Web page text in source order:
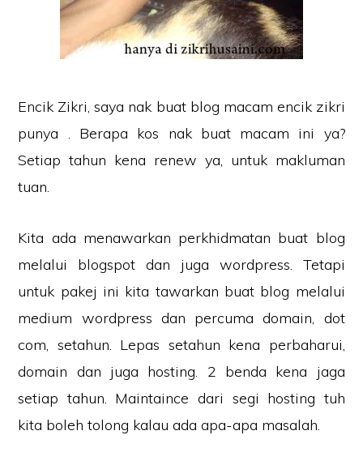
Encik Zikri, saya nak buat blog macam encik zikri
punya . Berapa kos nak buat macam ini ya?
Setiap tahun kena renew ya, untuk makluman
tuan.
Kita ada menawarkan perkhidmatan buat blog
melalui blogspot dan juga wordpress. Tetapi
untuk pakej ini kita tawarkan buat blog melalui
medium wordpress dan percuma domain, dot
com, setahun. Lepas setahun kena perbaharui,
domain dan juga hosting. 2 benda kena jaga
setiap tahun. Maintaince dari segi hosting tuh
kita boleh tolong kalau ada apa-apa masalah.